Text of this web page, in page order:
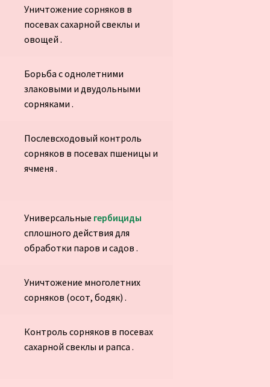
Уничтожение сорняков в
посевах сахарной свеклы и
овощей .
Борьба с однолетними
злаковыми и двудольными
сорняками .
Послевсходовый контроль
сорняков в посевах пшеницы и
ячменя .
Универсальные гербициды
сплошного действия для
обработки паров и садов .
Уничтожение многолетних
сорняков (осот, бодяк) .
Контроль сорняков в посевах
сахарной свеклы и рапса .